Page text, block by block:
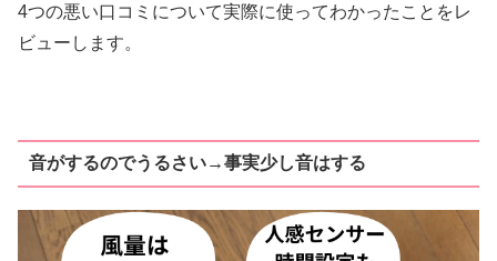
4つの悪い口コミについて実際に使ってわかったことをレ
ビューします。
音がするのでうるさい→事実少し音はする